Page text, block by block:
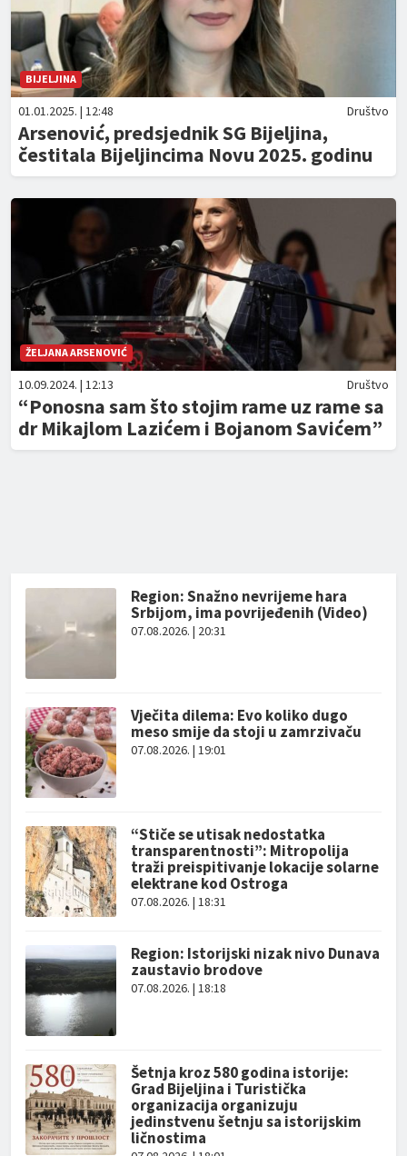
BIJELJINA
01.01.2025. | 12:48 Društvo
Arsenović, predsjednik SG Bijeljina,
čestitala Bijeljincima Novu 2025. godinu
ŽELJANA ARSENOVIĆ
10.09.2024. | 12:13 Društvo
“Ponosna sam što stojim rame uz rame sa
dr Mikajlom Lazićem i Bojanom Savićem”
Region: Snažno nevrijeme hara
Srbijom, ima povrijeđenih (Video)
07.08.2026. | 20:31
Vječita dilema: Evo koliko dugo
meso smije da stoji u zamrzivaču
07.08.2026. | 19:01
“Stiče se utisak nedostatka
transparentnosti”: Mitropolija
traži preispitivanje lokacije solarne
elektrane kod Ostroga
07.08.2026. | 18:31
Region: Istorijski nizak nivo Dunava
zaustavio brodove
07.08.2026. | 18:18
Šetnja kroz 580 godina istorije:
Grad Bijeljina i Turistička
organizacija organizuju
jedinstvenu šetnju sa istorijskim
ličnostima